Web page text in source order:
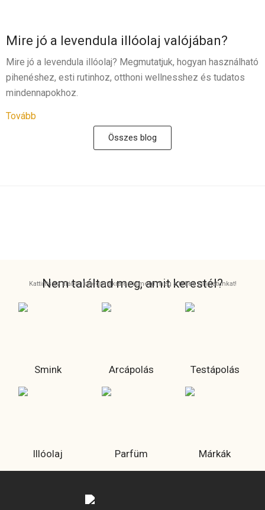
Mire jó a levendula illóolaj valójában?
Mire jó a levendula illóolaj? Megmutatjuk, hogyan használható
pihenéshez, esti rutinhoz, otthoni wellnesshez és tudatos
mindennapokhoz.
Tovább
Összes blog
Nem találtad meg, amit kerestél?
Kattints az alábbi kategóriákra és ismerd meg a teljes kínálatunkat!
Smink Arcápolás Testápolás
Illóolaj Parfüm Márkák